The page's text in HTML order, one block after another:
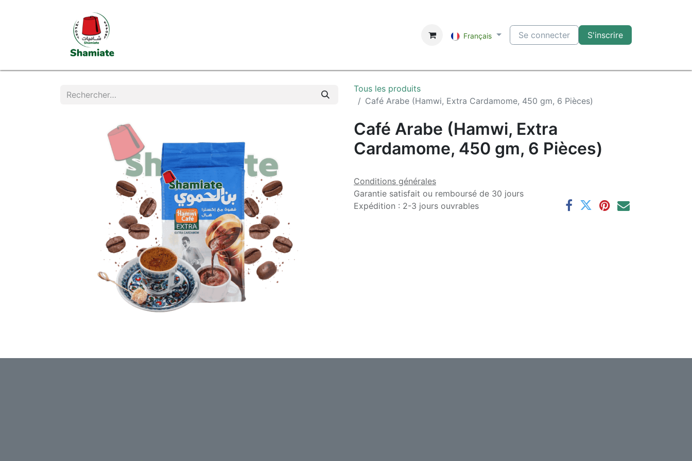
Français Se connecter S'inscrire
Tous les produits
Café Arabe (Hamwi, Extra Cardamome, 450 gm, 6 Pièces)
Café Arabe (Hamwi, Extra
Cardamome, 450 gm, 6 Pièces)
Conditions générales
Garantie satisfait ou remboursé de 30 jours
Expédition : 2-3 jours ouvrables